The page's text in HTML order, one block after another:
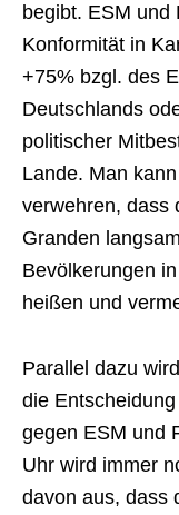
begibt. ESM und
Konformität in
+75% bzgl. des
Deutschlands
politischer
Lande. Man
verwehren, dass
Granden
Bevölkerungen
heißen und
Parallel dazu
die
gegen ESM und
Uhr wird immer
davon aus, dass